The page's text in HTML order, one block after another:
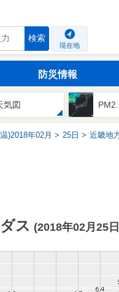
検索
現在地
防災情報
気図
)2018年02月 25日 近畿地
ス (2018年02月25